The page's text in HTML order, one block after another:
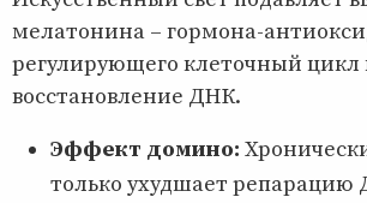
мелатонина – гормона-
регулирующего клеточный цикл
восстановление ДНК.
Эффект домино:
только ухудшает репарацию